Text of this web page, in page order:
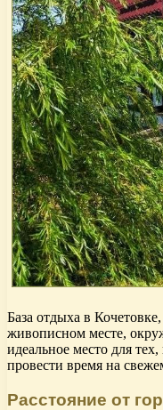
База отдыха в
живописном месте,
идеальное место для
провести время на
Расстояние от